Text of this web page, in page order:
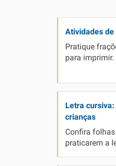
Atividades
Pratique
para imprimir.
Letra
crianças
Confira
praticarem a